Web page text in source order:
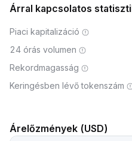
Árral kapcsolatos
Piaci kapitalizáció
24 órás volumen
Rekordmagasság
Keringésben lévő tokenszám
Árelőzmények (USD)